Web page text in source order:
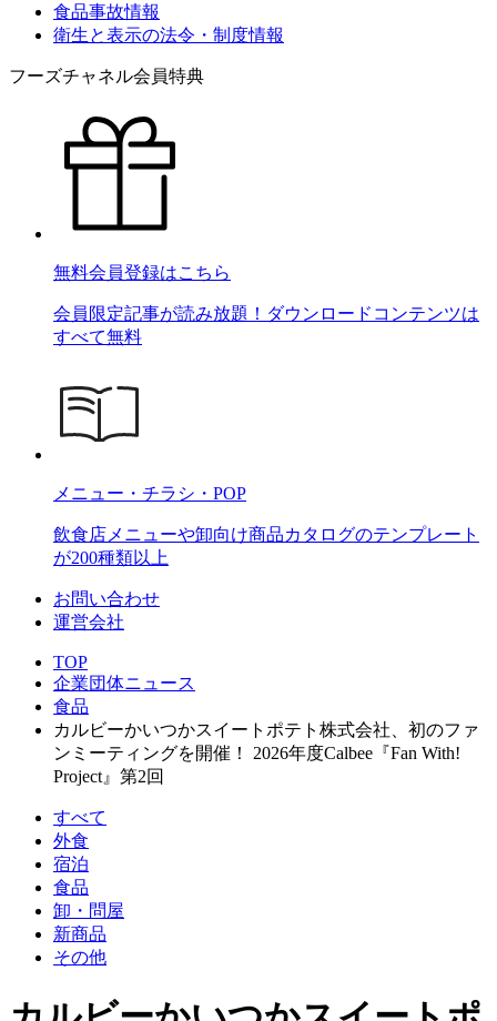
食品事故情報
衛生と表示の法令・制度情報
フーズチャネル会員特典
無料会員登録はこちら
会員限定記事が読み放題！ダウンロードコンテンツは
すべて無料
メニュー・チラシ・POP
飲食店メニューや卸向け商品カタログのテンプレート
が200種類以上
お問い合わせ
運営会社
TOP
企業団体ニュース
食品
カルビーかいつかスイートポテト株式会社、初のファ
ンミーティングを開催！ 2026年度Calbee『Fan With!
Project』第2回
すべて
外食
宿泊
食品
卸・問屋
新商品
その他